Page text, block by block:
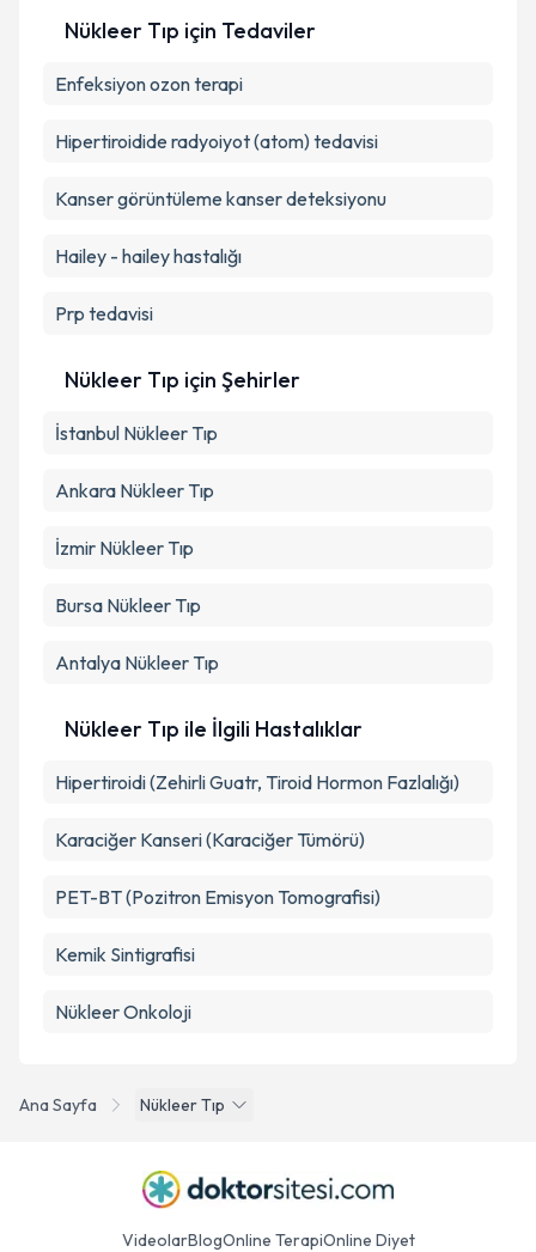
Metni'ni okudum ve kişisel verilerimin belirtilen
kapsamda işlenmesini kabul ediyorum.
Ana Sayfa Nükleer Tıp
Nükleer Tıp için Tedaviler
Enfeksiyon ozon terapi
Hipertiroidide radyoiyot (atom) tedavisi
Kanser görüntüleme kanser deteksiyonu
Hailey - hailey hastalığı
Prp tedavisi
Nükleer Tıp için Şehirler
İstanbul Nükleer Tıp
Ankara Nükleer Tıp
İzmir Nükleer Tıp
Bursa Nükleer Tıp
Antalya Nükleer Tıp
Nükleer Tıp ile İlgili Hastalıklar
Hipertiroidi (Zehirli Guatr, Tiroid Hormon Fazlalığı)
Karaciğer Kanseri (Karaciğer Tümörü)
PET-BT (Pozitron Emisyon Tomografisi)
Kemik Sintigrafisi
Nükleer Onkoloji
VideolarBlogOnline TerapiOnline Diyet